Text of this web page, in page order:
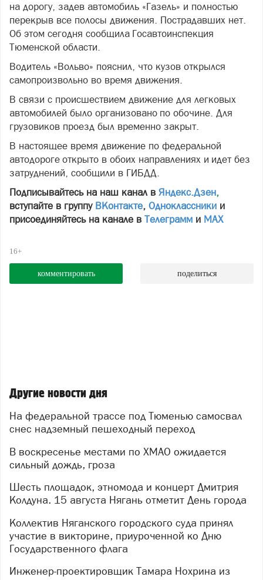
на дорогу, задев автомобиль «Газель» и полностью
перекрыв все полосы движения. Пострадавших нет.
Об этом сегодня сообщила Госавтоинспекция
Тюменской области.
Водитель «Вольво» пояснил, что кузов открылся
самопроизвольно во время движения.
В связи с происшествием движение для легковых
автомобилей было организовано по обочине. Для
грузовиков проезд был временно закрыт.
В настоящее время движение по федеральной
автодороге открыто в обоих направлениях и идет без
затруднений, сообщили в ГИБДД.
Подписывайтесь на наш канал в Яндекс.Дзен,
вступайте в группу ВКонтакте, Одноклассники и
присоединяйтесь на канале в Телеграмм и МАХ
16+
комментировать поделиться
Другие новости дня
На федеральной трассе под Тюменью самосвал
снес надземный пешеходный переход
В воскресенье местами по ХМАО ожидается
сильный дождь, гроза
Шесть площадок, этномода и концерт Дмитрия
Колдуна. 15 августа Нягань отметит День города
Коллектив Няганского городского суда принял
участие в викторине, приуроченной ко Дню
Государственного флага
Инженер-проектировщик Тамара Нохрина из